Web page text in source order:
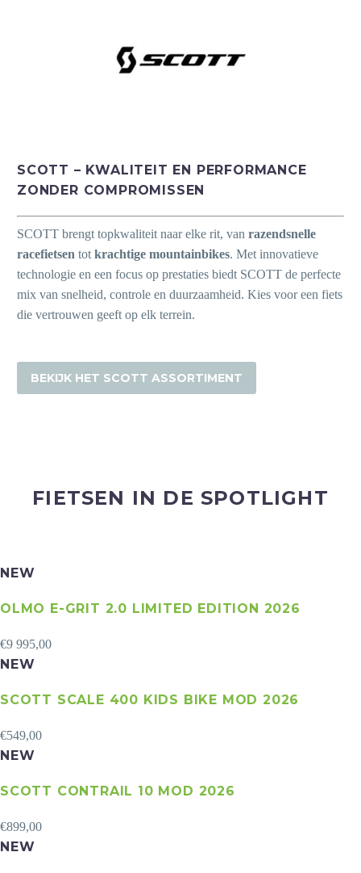
SCOTT – KWALITEIT EN PERFORMANCE
ZONDER COMPROMISSEN
SCOTT brengt topkwaliteit naar elke rit, van razendsnelle
racefietsen tot krachtige mountainbikes. Met innovatieve
technologie en een focus op prestaties biedt SCOTT de perfecte
mix van snelheid, controle en duurzaamheid. Kies voor een fiets
die vertrouwen geeft op elk terrein.
BEKIJK HET SCOTT ASSORTIMENT
FIETSEN IN DE SPOTLIGHT
NEW
OLMO E-GRIT 2.0 LIMITED EDITION 2026
€9 995,00
NEW
SCOTT SCALE 400 KIDS BIKE MOD 2026
€549,00
NEW
SCOTT CONTRAIL 10 MOD 2026
€899,00
NEW